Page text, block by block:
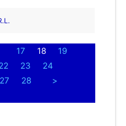
17 18
19
23
24
27 28
>